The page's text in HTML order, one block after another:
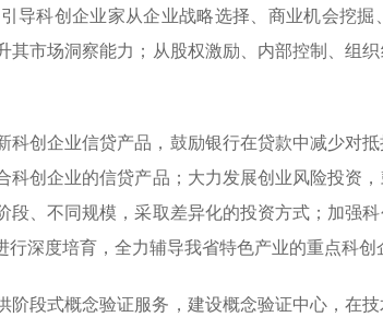
导科创企业家从企业战略选择、商业机会挖
市场洞察能力；从股权激励、内部控制、组
创企业信贷产品，鼓励银行在贷款中减少对
创企业的信贷产品；大力发展创业风险投资
、不同规模，采取差异化的投资方式；加强
深度培育，全力辅导我省特色产业的重点科创
阶段式概念验证服务，建设概念验证中心，在